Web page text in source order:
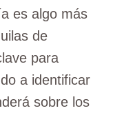
es algo más
de
para
a identificar
sobre los